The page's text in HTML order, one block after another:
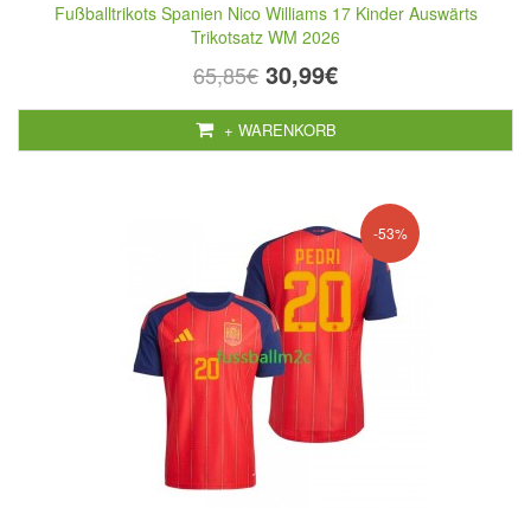
Fußballtrikots Spanien Nico Williams 17 Kinder Auswärts
Trikotsatz WM 2026
65,85€ 30,99€
+ WARENKORB
-53%